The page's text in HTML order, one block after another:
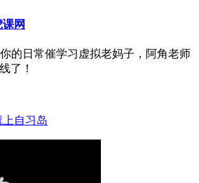
课网
的日常催学习虚拟老妈子，阿角老师
了！
自习岛